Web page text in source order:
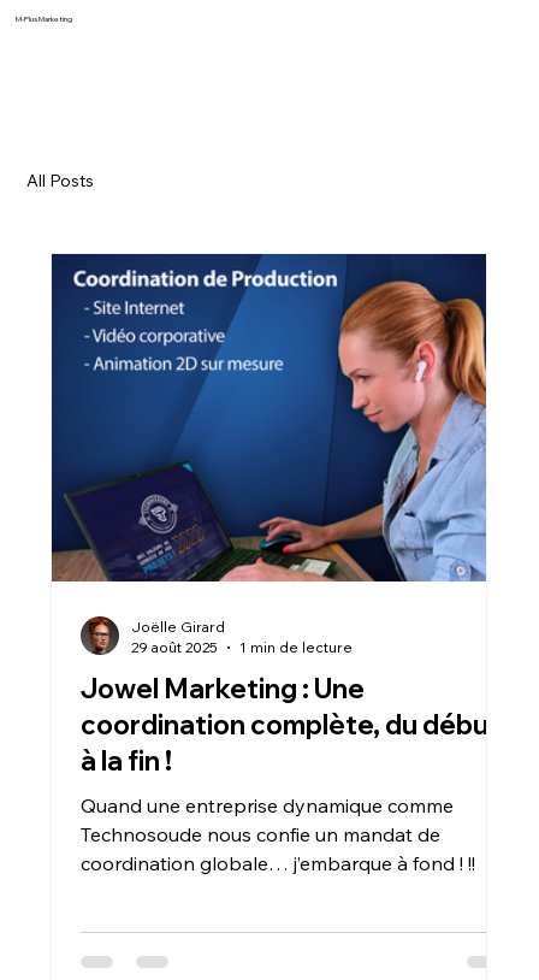
M-Plus Marketing
All Posts
Jowel Marketing : Une
coordination complète, du début
à la fin !
Quand une entreprise dynamique comme
Technosoude nous confie un mandat de
coordination globale… j’embarque à fond ! !!
Joëlle Girard
29 août 2025
1 min de lecture